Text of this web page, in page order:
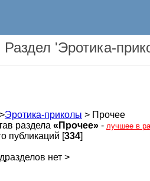
Раздел 'Эротика-
>Эротика-приколы > Прочее
раздела «Прочее» - лучшее в
публикаций [334]
нет >